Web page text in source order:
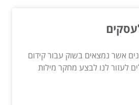
אשר נמצאים בשוק עבור קידום
לעזור לנו לבצע מחקר מילות